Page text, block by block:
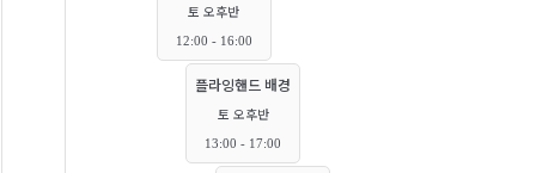
토 오후반
12:00 - 16:00
플라잉핸드 배경
토 오후반
13:00 - 17:00